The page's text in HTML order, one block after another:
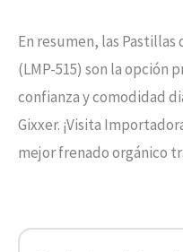
En resumen, las Pastillas
(LMP-515) son la opción
confianza y comodidad
Gixxer. ¡Visita
mejor frenado orgánico